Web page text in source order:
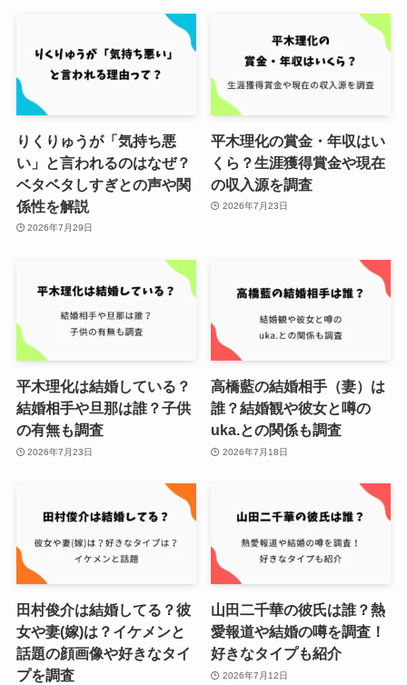
りくりゅうが「気持ち悪
い」と言われるのはなぜ？
ベタベタしすぎとの声や関
係性を解説
2026年7月29日
平木理化の賞金・年収はい
くら？生涯獲得賞金や現在
の収入源を調査
2026年7月23日
平木理化は結婚している？
結婚相手や旦那は誰？子供
の有無も調査
2026年7月23日
高橋藍の結婚相手（妻）は
誰？結婚観や彼女と噂の
uka.との関係も調査
2026年7月18日
田村俊介は結婚してる？彼
女や妻(嫁)は？イケメンと
話題の顔画像や好きなタイ
プを調査
山田二千華の彼氏は誰？熱
愛報道や結婚の噂を調査！
好きなタイプも紹介
2026年7月12日